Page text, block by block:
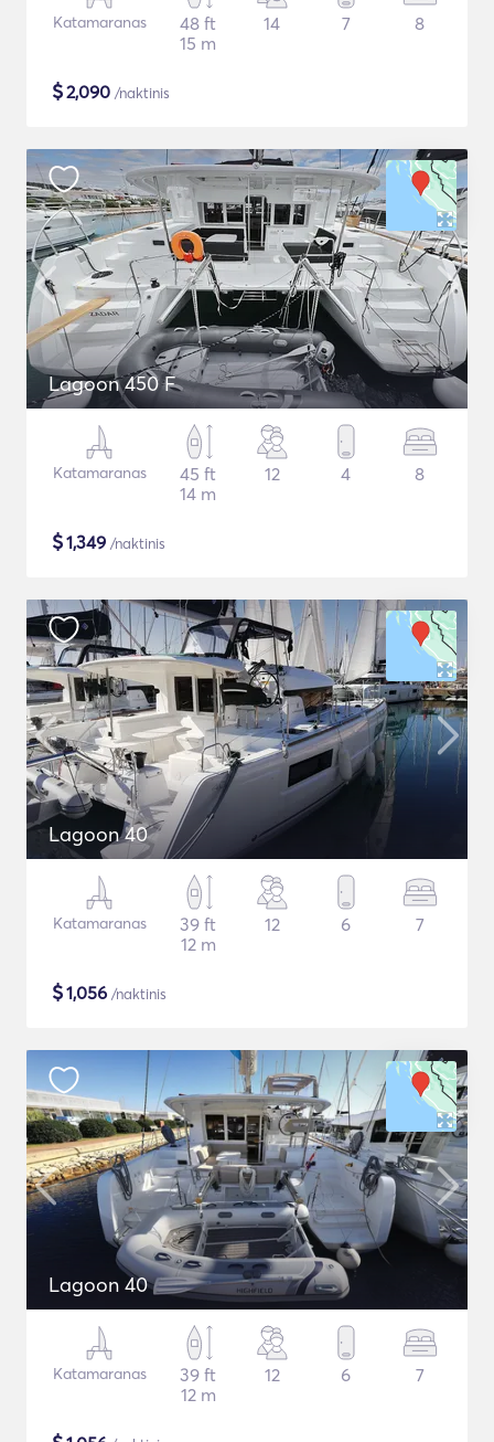
Katamaranas
48 ft
15 m
14 7 8
$2,090 /naktinis
Lagoon 450 F
Katamaranas
45 ft
14 m
12 4 8
$1,349 /naktinis
Lagoon 40
Katamaranas
39 ft
12 m
12 6 7
$1,056 /naktinis
Lagoon 40
Katamaranas
39 ft
12 m
12 6 7